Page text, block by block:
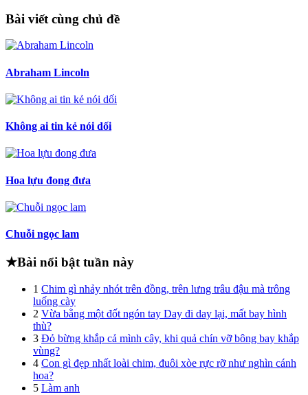
Bài viết cùng chủ đề
Abraham Lincoln
Không ai tin kẻ nói dối
Hoa lựu đong đưa
Chuỗi ngọc lam
★Bài nổi bật tuần này
1 Chim gì nhảy nhót trên đồng, trên lưng trâu đậu mà trông
luống cày
2 Vừa bằng một đốt ngón tay Day đi day lại, mất bay hình
thù?
3 Đỏ bừng khắp cả mình cây, khi quả chín vỡ bông bay khắp
vùng?
4 Con gì đẹp nhất loài chim, đuôi xòe rực rỡ như nghìn cánh
hoa?
5 Làm anh